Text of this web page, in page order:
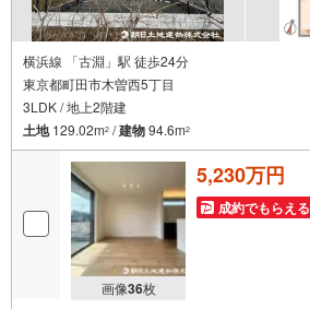
横浜線 「古淵」駅 徒歩24分
東京都町田市木曽西5丁目
3LDK / 地上2階建
土地129.02m2 /建物94.6m2
画像36枚
5,230万円
成約でもらえる